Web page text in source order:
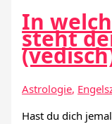
In
steht
Astrologie,
Hast du dich